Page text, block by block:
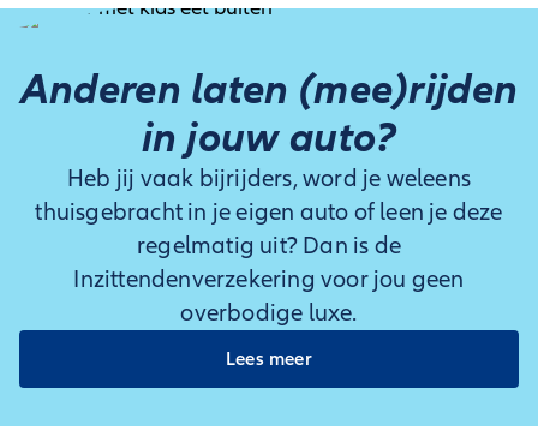
Anderen laten (mee)rijden
in jouw auto?
Heb jij vaak bijrijders, word je weleens
thuisgebracht in je eigen auto of leen je deze
regelmatig uit? Dan is de
Inzittendenverzekering voor jou geen
overbodige luxe.
Lees meer